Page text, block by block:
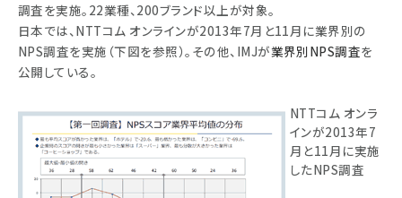
調査を実施。22業種、200ブランド以上が対象。
日本では、NTTコム オンラインが2013年7月と11月に業界別の
NPS調査を実施（下図を参照）。その他、IMJが業界別NPS調査を
公開している。
NTTコム オンラ
インが2013年7
月と11月に実施
したNPS調査